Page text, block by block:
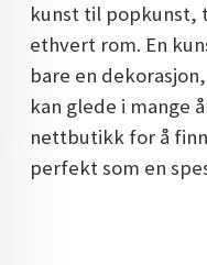
kunst til popkunst,
ethvert rom. En
bare en
kan glede i mange
nettbutikk for å
perfekt som en